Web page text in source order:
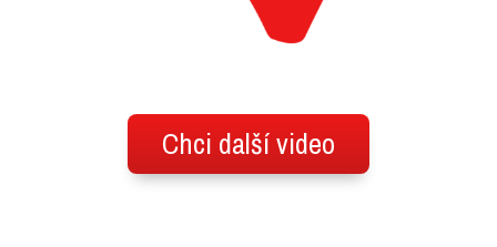
Chci další video